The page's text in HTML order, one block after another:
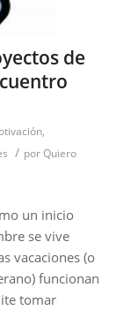
de
,
/ porQuiero
un inicio
se vive
vacaciones (o
funcionan
tomar